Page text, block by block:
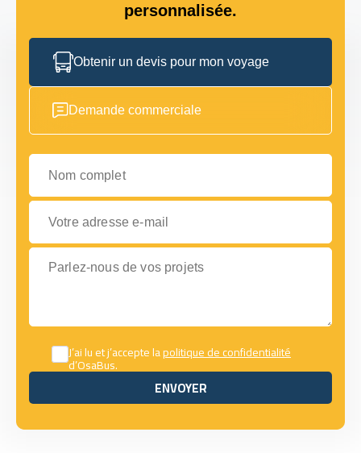
personnalisée.
Obtenir un devis pour mon voyage
Demande commerciale
Nom complet
Votre adresse e-mail
Parlez-nous de vos projets
J’ai lu et j’accepte lapolitique de confidentialité
d’OsaBus.
ENVOYER
ENVOYER